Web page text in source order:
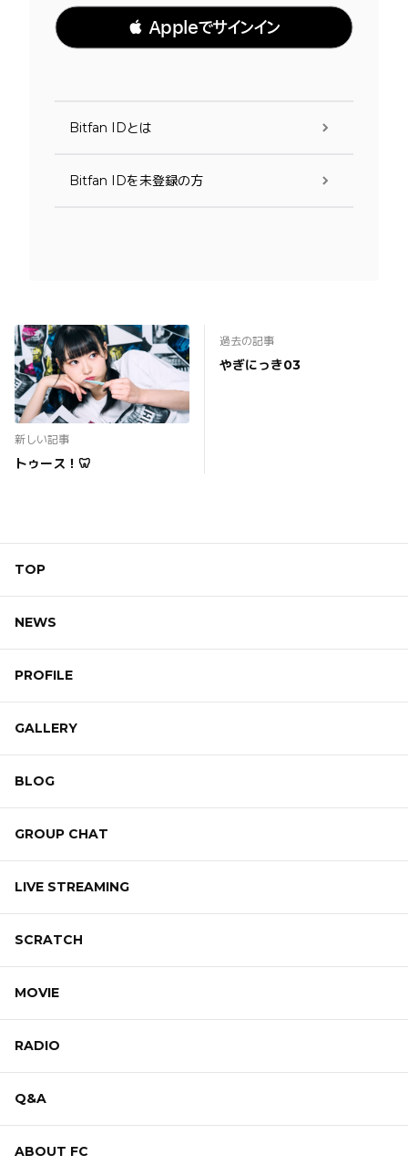
 Appleでサインイン
Bitfan IDとは
Bitfan IDを未登録の方
新しい記事
トゥース！🦷
過去の記事
やぎにっき03
TOP
NEWS
PROFILE
GALLERY
BLOG
GROUP CHAT
LIVE STREAMING
SCRATCH
MOVIE
RADIO
Q&A
ABOUT FC